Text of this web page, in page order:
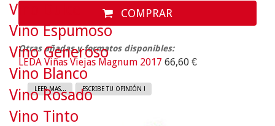
COMPRAR
Otras añadas y formatos disponibles:
LEDA Viñas Viejas Magnum 2017 66,60 €
LEER MAS... ESCRIBE TU OPINIÓN !
Vino Dulce
Vino Espumoso
Vino Generoso
Vino Blanco
Vino Rosado
Vino Tinto